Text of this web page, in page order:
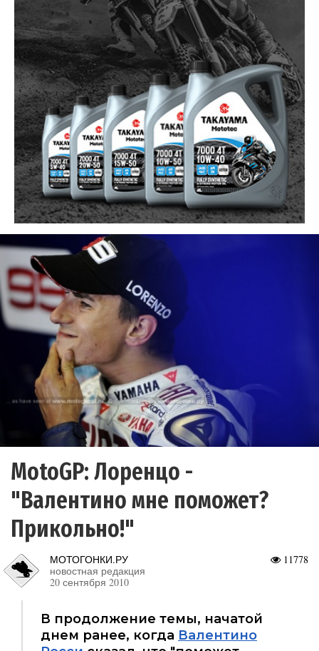
MotoGP: Лоренцо -
"Валентино мне поможет?
Прикольно!"
11778
МОТОГОНКИ.РУ
новостная редакция
20 сентября 2010
В продолжение темы, начатой
днем ранее, когда Валентино